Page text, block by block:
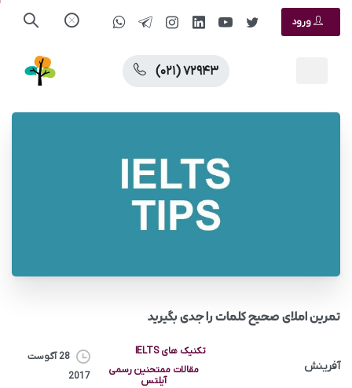
ورود
(۰۲۱) ۷۲۹۴۳
تمرین املای صحیح کلمات را جدی بگیرید
آفرینش
تکنیک های IELTS
مقالات ممتحنین رسمی
آیلتس
28 آگوست
2017